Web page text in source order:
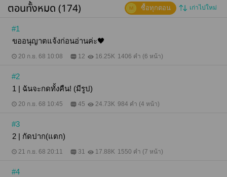
เอาแต่ใจ ปากร้าย ไม่ยอมใคร แต่ไม่เคยทำร้ายใครก่อน
"มันทำฉันก่อน" ++ "จะมีผัวสองคนหรือไง" "แล้วจะ
ที่เขาให้เธอในวันนี้ มีเพียงความเลว’ "แก้ผ้า แล้วคลาน
เอาคลิปที่เธอครางเอ๋งๆๆใต้ร่างฉันไม่ยอมหยุดไปแชร์ให้
จากเรื่อง SAVAGE TRAP กับดักวิศวะ (ซีดีxโมนา) และ
SAVAGE (HOT)NERD (ฮอต)เนิร์ดดุ (เซริวxเมเบล)
นะคะ มีภาพในเรื่อง 39 ภาพ (รวมตอนพิเศษ และ ภาพ
< แนะนำให้โหลดตัวอย่างก่อนซื้อนะคะ ขอบคุณสำหรับ
ตอนทั้งหมด (174) เก่าไปใหม่
ซื้อทุกตอน
#1
ขออนุญาตแจ้งก่อนอ่านค่ะ🖤
20 ก.ย. 68 10:08 12 16.25K 1406 คำ (6 หน้า)
#2
1 | ฉันจะกดทั้งคืน! (มีรูป)
20 ก.ย. 68 10:45 45 24.73K 984 คำ (4 หน้า)
#3
2 | กัดปาก(แตก)
21 ก.ย. 68 20:11 31 17.88K 1550 คำ (7 หน้า)
#4